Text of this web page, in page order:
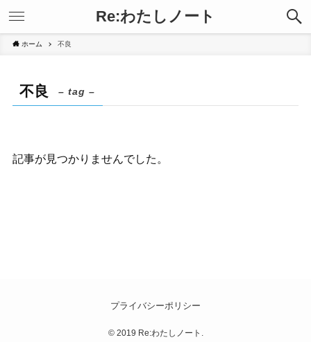
Re:わたしノート
ホーム 不良
不良 – tag –
記事が見つかりませんでした。
プライバシーポリシー
© 2019 Re:わたしノート.